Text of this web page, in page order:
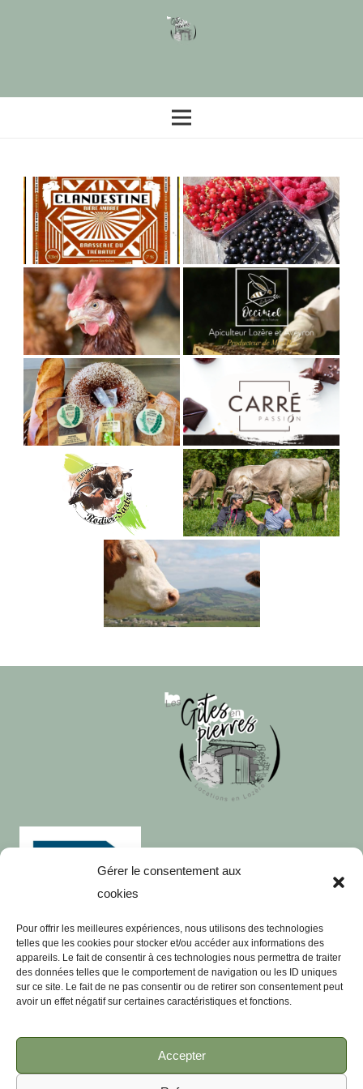
Gérer le consentement aux
cookies
Pour offrir les meilleures expériences, nous utilisons des technologies
telles que les cookies pour stocker et/ou accéder aux informations des
appareils. Le fait de consentir à ces technologies nous permettra de traiter
des données telles que le comportement de navigation ou les ID uniques
sur ce site. Le fait de ne pas consentir ou de retirer son consentement peut
avoir un effet négatif sur certaines caractéristiques et fonctions.
Accepter
Le Gite en Grés Rose
Le Gite en Granit
Visites Touristiques